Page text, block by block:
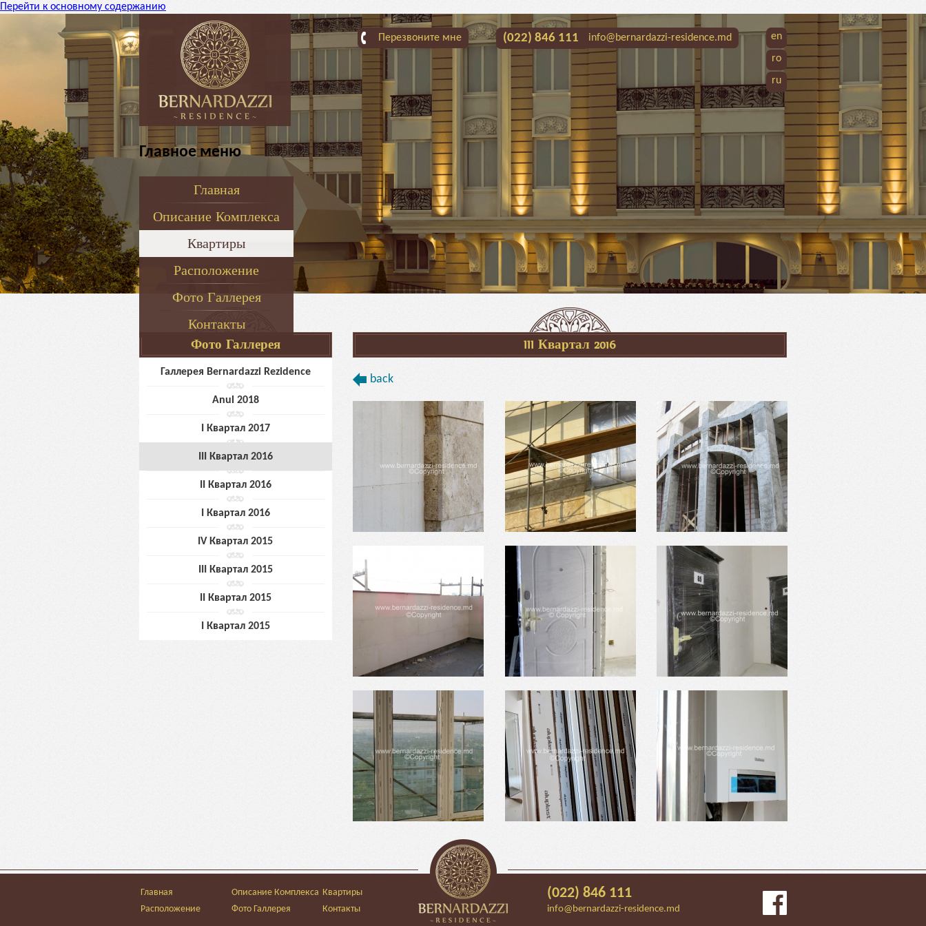
Перейти к основному содержанию
en
ro
ru
(022) 846 111 info@bernardazzi-residence.md
Перезвоните мне
Главное меню
Главная
Описание Комплекса
Квартиры
Расположение
Фото Галлерея
Контакты
III Квартал 2016
back
Фото Галлерея
Галлерея Bernardazzi Rezidence
Anul 2018
I Квартал 2017
III Квартал 2016
II Квартал 2016
I Квартал 2016
IV Квартал 2015
III Квартал 2015
II Квартал 2015
I Квартал 2015
Главная Описание Комплекса Квартиры
Расположение
Фото Галлерея Контакты
(022) 846 111
info@bernardazzi-residence.md